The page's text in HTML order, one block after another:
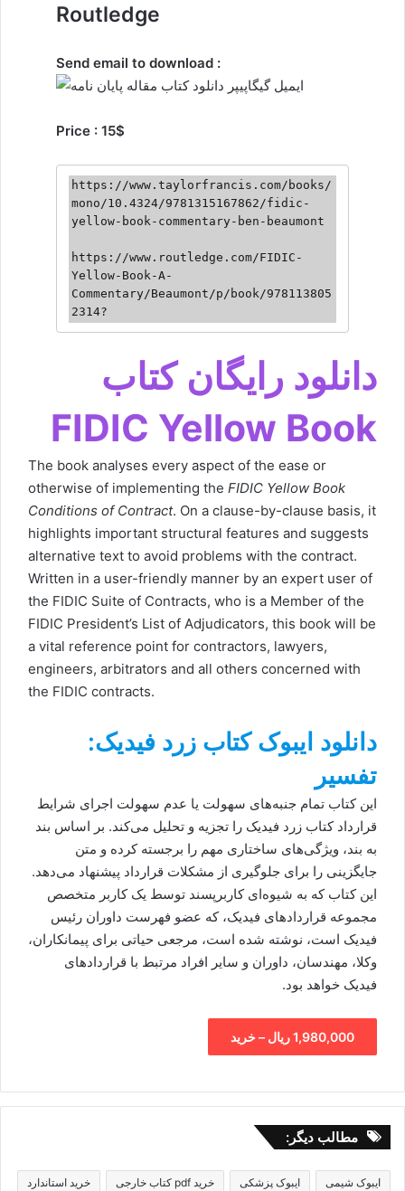
Routledge
Send email to download :
Price : 15$
https://www.taylorfrancis.com/books/
mono/10.4324/9781315167862/fidic-
yellow-book-commentary-ben-beaumont
https://www.routledge.com/FIDIC-
Yellow-Book-A-
Commentary/Beaumont/p/book/978113805
2314?
دانلود رایگان کتاب
FIDIC Yellow Book
The book analyses every aspect of the ease or
otherwise of implementing the FIDIC Yellow Book
Conditions of Contract. On a clause-by-clause basis, it
highlights important structural features and suggests
alternative text to avoid problems with the contract.
Written in a user-friendly manner by an expert user of
the FIDIC Suite of Contracts, who is a Member of the
FIDIC President’s List of Adjudicators, this book will be
a vital reference point for contractors, lawyers,
engineers, arbitrators and all others concerned with
the FIDIC contracts.
دانلود ایبوک کتاب زرد فیدیک:
تفسیر
این کتاب تمام جنبه‌های سهولت یا عدم سهولت اجرای شرایط
قرارداد کتاب زرد فیدیک را تجزیه و تحلیل می‌کند. بر اساس بند
به بند، ویژگی‌های ساختاری مهم را برجسته کرده و متن
جایگزینی را برای جلوگیری از مشکلات قرارداد پیشنهاد می‌دهد.
این کتاب که به شیوه‌ای کاربرپسند توسط یک کاربر متخصص
مجموعه قراردادهای فیدیک، که عضو فهرست داوران رئیس
فیدیک است، نوشته شده است، مرجعی حیاتی برای پیمانکاران،
وکلا، مهندسان، داوران و سایر افراد مرتبط با قراردادهای
فیدیک خواهد بود.
1,980,000 ریال – خرید
مطالب دیگر:
ایبوک شیمی ایبوک پزشکی خرید pdf کتاب خارجی خرید استاندارد